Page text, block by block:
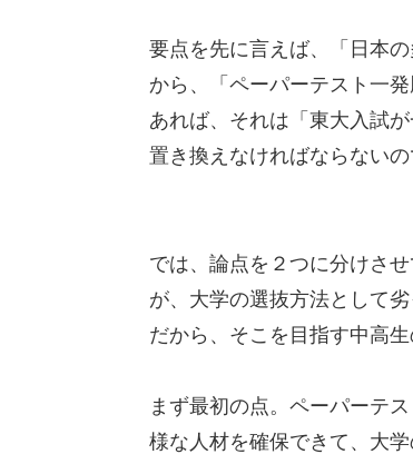
要点を先に言えば、「日本
から、「ペーパーテスト一
あれば、それは「東大入試
置き換えなければならない
では、論点を２つに分けさ
が、大学の選抜方法として
だから、そこを目指す中高
まず最初の点。ペーパーテ
様な人材を確保できて、大